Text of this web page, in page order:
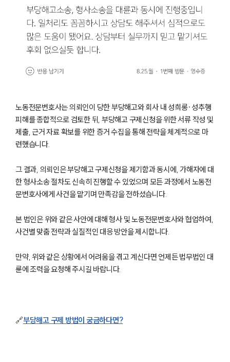
그룹소개
노동전문변호사는 의뢰인이 당한 부당해고와 회사 내 성희롱·성추행
피해를 종합적으로 검토한 뒤, 부당해고 구제신청을 위한 서류 작성 및
제출, 근거 자료 확보를 위한 증거 수집을 통해 전략을 체계적으로 마
련했습니다.
그 결과, 의뢰인은 부당해고 구제신청을 제기함과 동시에, 가해자에 대
한 형사소송 절차도 신속히 진행할 수 있었으며 모든 과정에서 노동전
문변호사에게 사건을 맡기며 만족감을 전하셨습니다.
본 법인은 위와 같은 사안에 대해 형사 및 노동전문변호사와 협업하여,
사건별 맞춤 전략과 실질적인 대응 방안을 제시합니다.
만약, 위와 같은 상황에서 어려움을 겪고 계신다면 언제든 법무법인 대
륜에 조력을 요청해 주시길 바랍니다.
🔗부당해고 구제 방법이 궁금하다면?